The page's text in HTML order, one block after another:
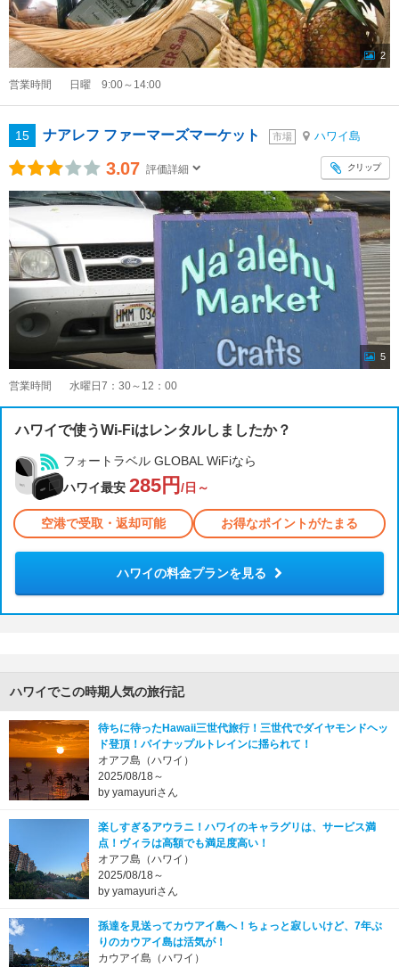
2
営業時間 日曜 9:00～14:00
15 ナアレフ ファーマーズマーケット 市場 ハワイ島
3.07 評価詳細 クリップ
5
営業時間 水曜日7：30～12：00
ハワイで使うWi-Fiはレンタルしましたか？
フォートラベル GLOBAL WiFiなら
ハワイ最安 285円 /日～
空港で受取・返却可能 お得なポイントがたまる
ハワイの料金プランを見る
ハワイでこの時期人気の旅行記
待ちに待ったHawaii三世代旅行！三世代でダイヤモンドヘッ
ド登頂！パイナップルトレインに揺られて！
オアフ島（ハワイ）
2025/08/18～
by yamayuriさん
楽しすぎるアウラニ！ハワイのキャラグリは、サービス満
点！ヴィラは高額でも満足度高い！
オアフ島（ハワイ）
2025/08/18～
by yamayuriさん
孫達を見送ってカウアイ島へ！ちょっと寂しいけど、7年ぶ
りのカウアイ島は活気が！
カウアイ島（ハワイ）